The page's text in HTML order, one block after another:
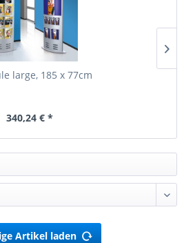
large, 185 x 77cm
340,24 € *
Artikel laden